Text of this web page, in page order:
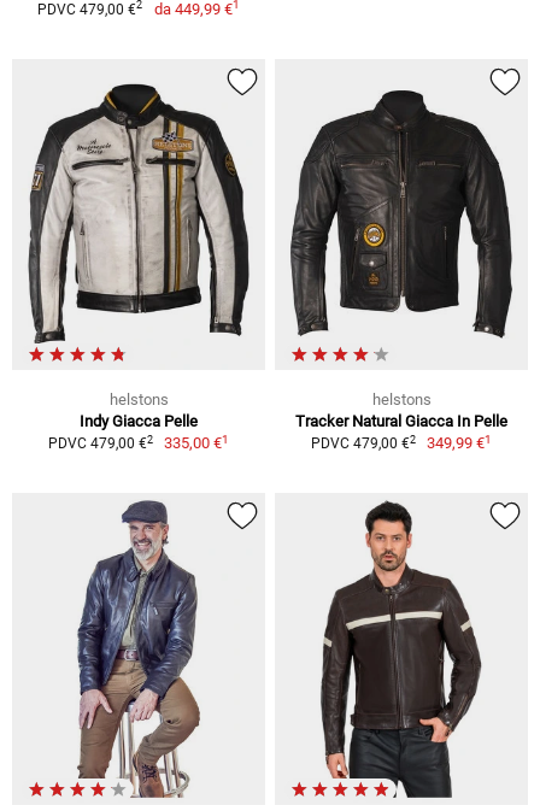
PDVC 479,00 €2 da 449,99 €1
helstons
Indy Giacca Pelle
PDVC 479,00 €2 335,00 €1
helstons
Tracker Natural Giacca In Pelle
PDVC 479,00 €2 349,99 €1